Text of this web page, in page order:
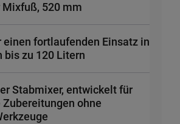
520 mm
einen fortlaufenden Einsatz in
bis zu 120 Litern
Stabmixer, entwickelt für
ohne